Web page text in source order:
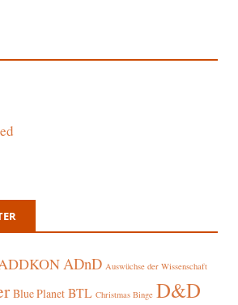
ADnD Auswüchse der Wissenschaft
Blue Planet BTL Christmas Binge D&D